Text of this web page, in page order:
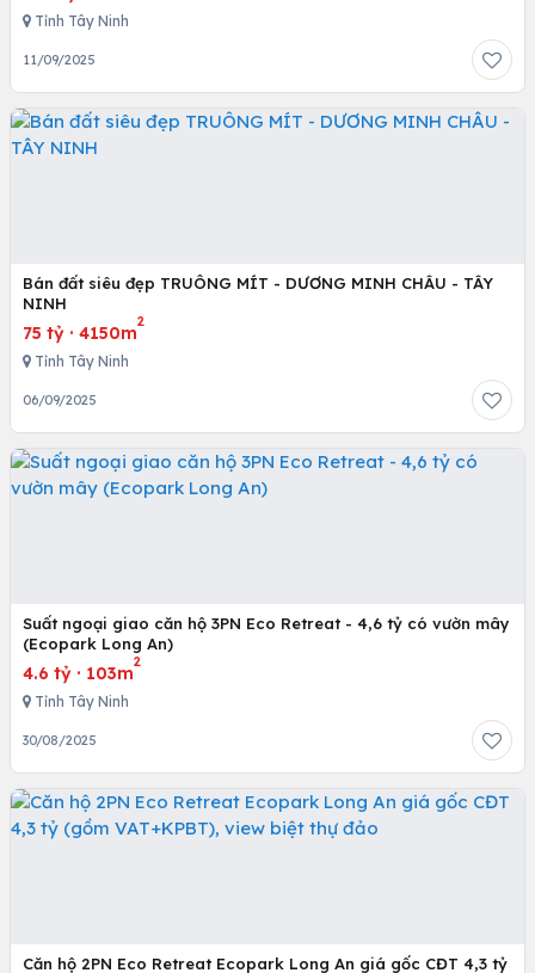
Tỉnh Tây Ninh
11/09/2025
Bán đất siêu đẹp TRUÔNG MÍT - DƯƠNG MINH CHÂU - TÂY
NINH
75 tỷ · 4150m
2
Tỉnh Tây Ninh
06/09/2025
Suất ngoại giao căn hộ 3PN Eco Retreat - 4,6 tỷ có vườn mây
(Ecopark Long An)
4.6 tỷ · 103m
2
Tỉnh Tây Ninh
30/08/2025
Căn hộ 2PN Eco Retreat Ecopark Long An giá gốc CĐT 4,3 tỷ